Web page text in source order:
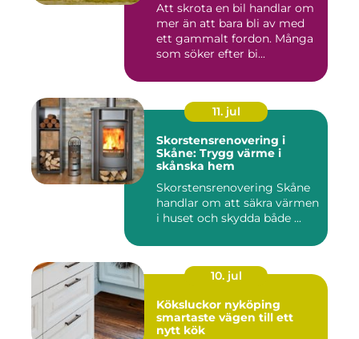
Att skrota en bil handlar om
mer än att bara bli av med
ett gammalt fordon. Många
som söker efter bi...
11. jul
Skorstensrenovering i
Skåne: Trygg värme i
skånska hem
Skorstensrenovering Skåne
handlar om att säkra värmen
i huset och skydda både ...
10. jul
Köksluckor nyköping
smartaste vägen till ett
nytt kök